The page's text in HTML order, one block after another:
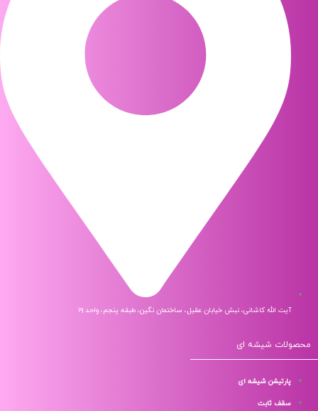
آیت الله کاشانی، نبش خیابان عقیل، ساختمان نگین، طبقه پنجم، واحد ۱۹
شیشه ای
پارتیشن شیشه ای
سقف ثابت